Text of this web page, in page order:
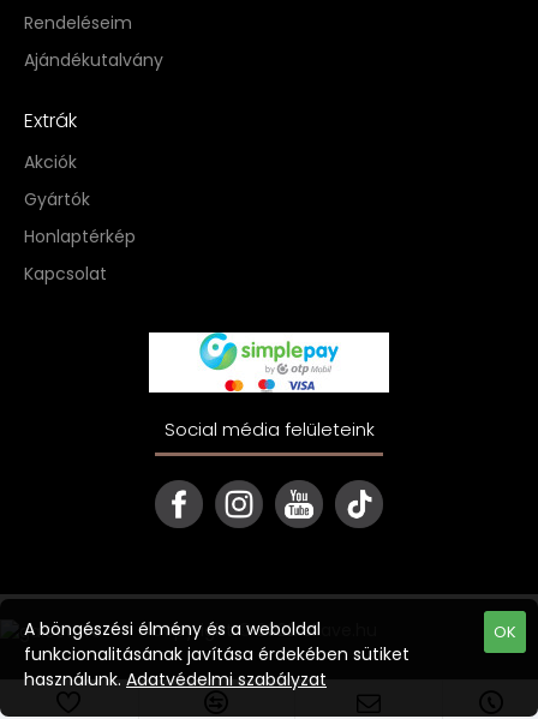
Rendeléseim
Ajándékutalvány
Extrák
Akciók
Gyártók
Honlaptérkép
Kapcsolat
Social média felületeink
Copyright © 2022 ekave.hu OK
A böngészési élmény és a weboldal
funkcionalitásának javítása érdekében sütiket
használunk. Adatvédelmi szabályzat